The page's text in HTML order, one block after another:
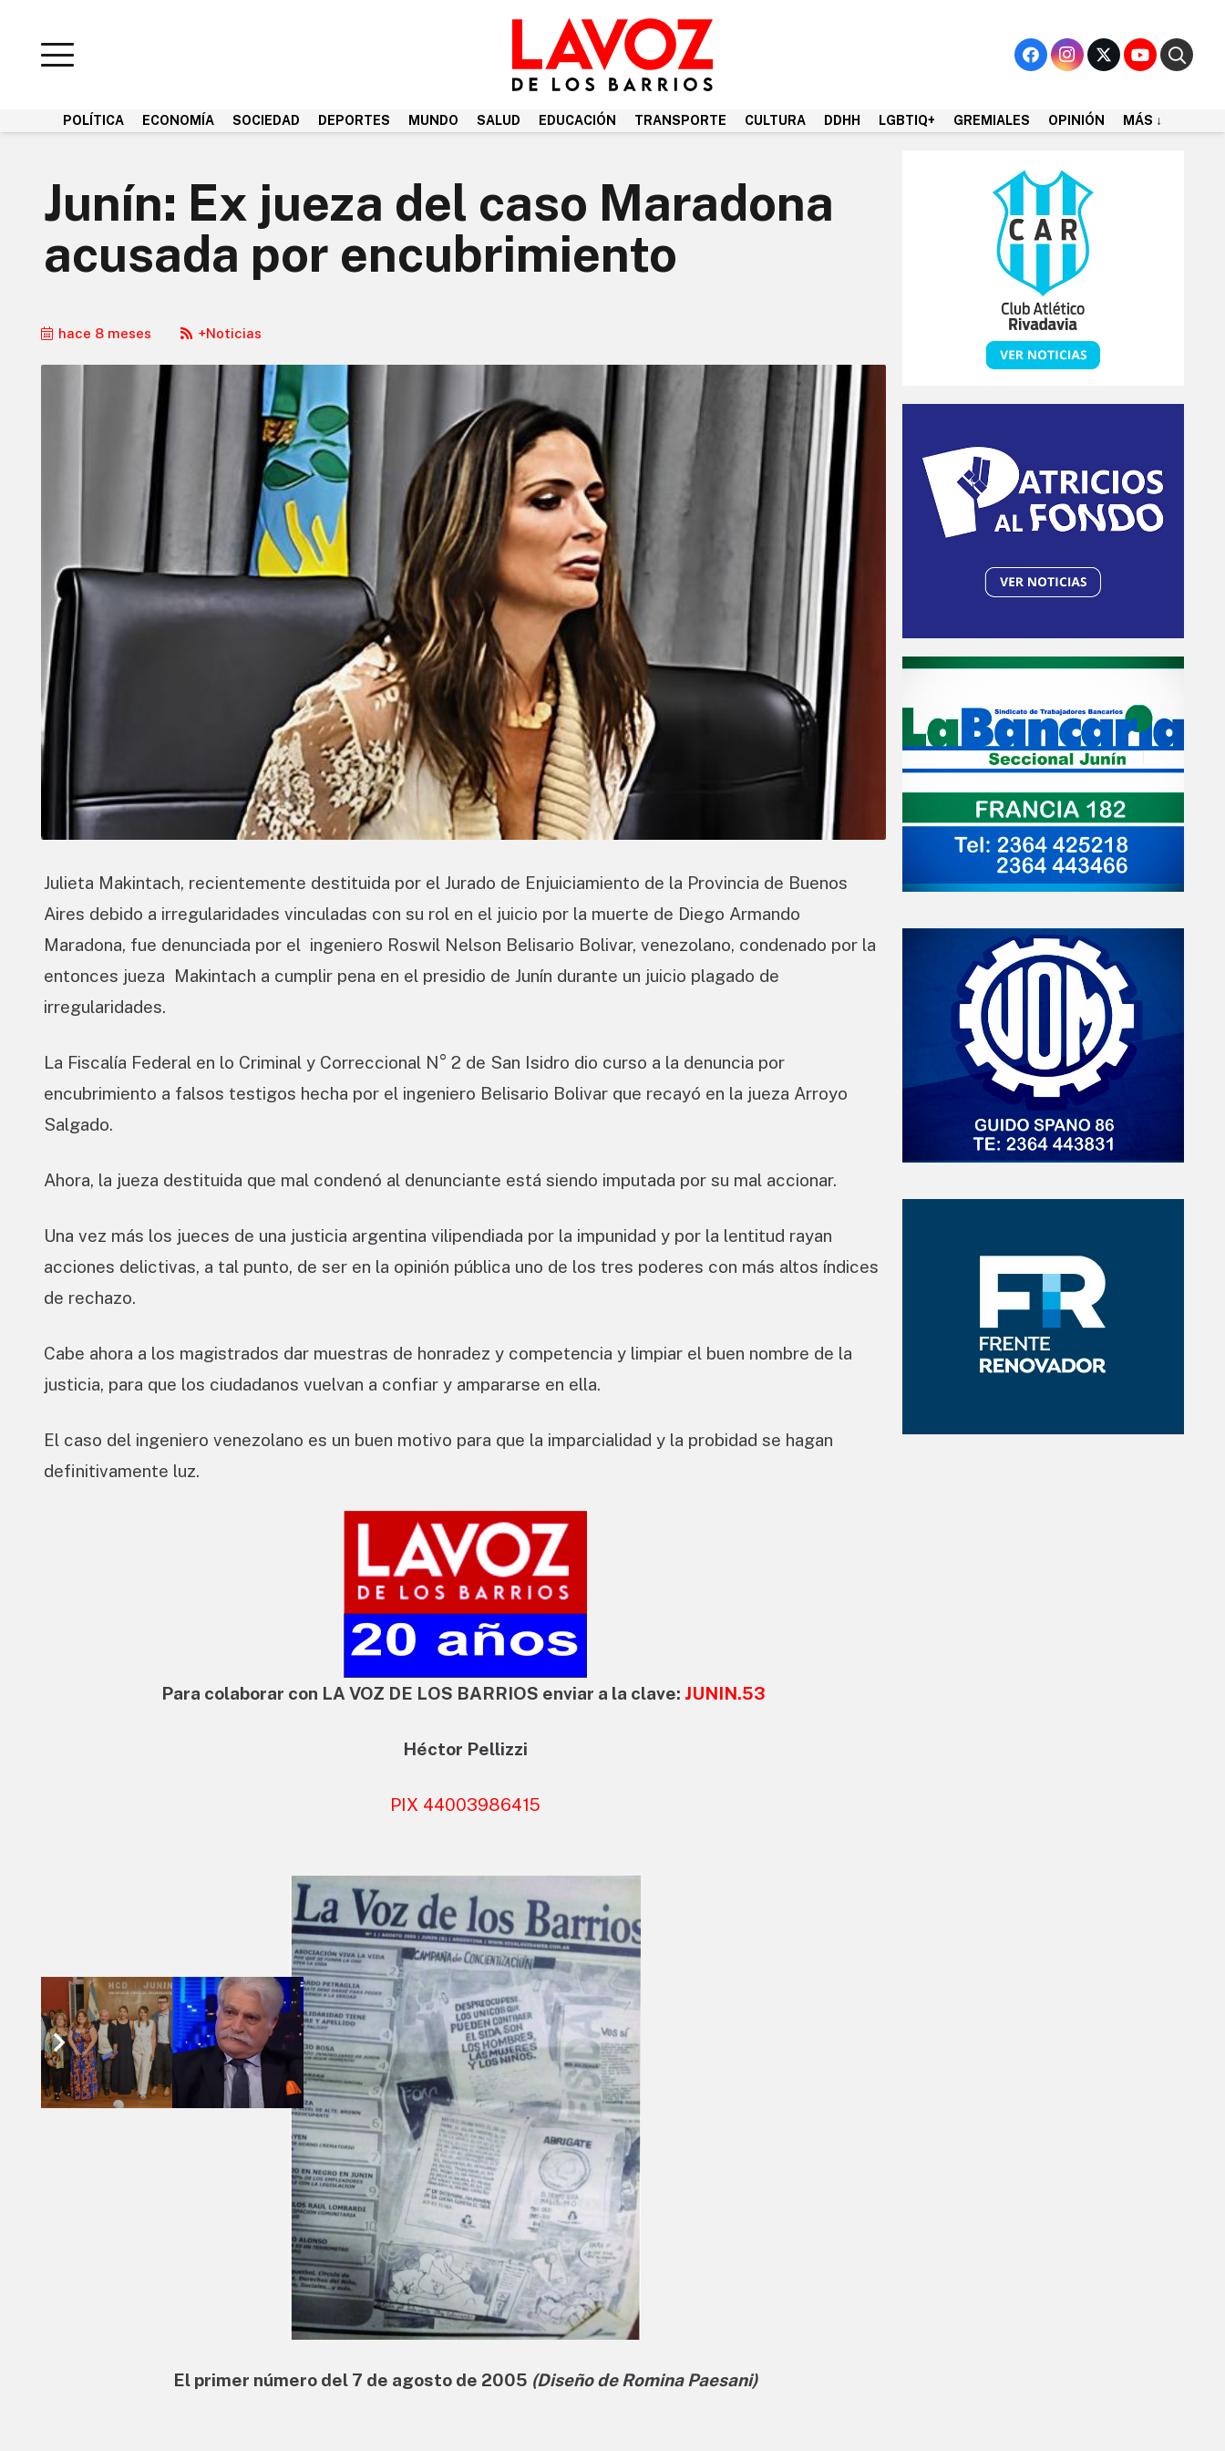
POLÍTICA ECONOMÍA SOCIEDAD DEPORTES MUNDO SALUD EDUCACIÓN TRANSPORTE CULTURA DDHH LGBTIQ+ GREMIALES OPINIÓN MÁS ↓
Junín: Ex jueza del caso Maradona
acusada por encubrimiento
hace 8 meses +Noticias
Julieta Makintach, recientemente destituida por el Jurado de Enjuiciamiento de la Provincia de Buenos
Aires debido a irregularidades vinculadas con su rol en el juicio por la muerte de Diego Armando
Maradona, fue denunciada por el ingeniero Roswil Nelson Belisario Bolivar, venezolano, condenado por la
entonces jueza Makintach a cumplir pena en el presidio de Junín durante un juicio plagado de
irregularidades.
La Fiscalía Federal en lo Criminal y Correccional N° 2 de San Isidro dio curso a la denuncia por
encubrimiento a falsos testigos hecha por el ingeniero Belisario Bolivar que recayó en la jueza Arroyo
Salgado.
Ahora, la jueza destituida que mal condenó al denunciante está siendo imputada por su mal accionar.
Una vez más los jueces de una justicia argentina vilipendiada por la impunidad y por la lentitud rayan
acciones delictivas, a tal punto, de ser en la opinión pública uno de los tres poderes con más altos índices
de rechazo.
Cabe ahora a los magistrados dar muestras de honradez y competencia y limpiar el buen nombre de la
justicia, para que los ciudadanos vuelvan a confiar y ampararse en ella.
El caso del ingeniero venezolano es un buen motivo para que la imparcialidad y la probidad se hagan
definitivamente luz.
Para colaborar con LA VOZ DE LOS BARRIOS enviar a la clave: JUNIN.53
Héctor Pellizzi
PIX 44003986415
El primer número del 7 de agosto de 2005 (Diseño de Romina Paesani)